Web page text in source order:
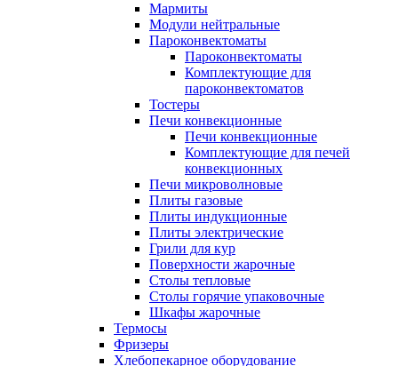
Мармиты
Модули нейтральные
Пароконвектоматы
Пароконвектоматы
Комплектующие для
пароконвектоматов
Тостеры
Печи конвекционные
Печи конвекционные
Комплектующие для печей
конвекционных
Печи микроволновые
Плиты газовые
Плиты индукционные
Плиты электрические
Грили для кур
Поверхности жарочные
Столы тепловые
Столы горячие упаковочные
Шкафы жарочные
Термосы
Фризеры
Хлебопекарное оборудование